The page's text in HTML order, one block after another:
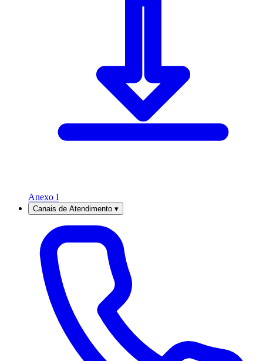
Anexo I
Canais de Atendimento ▾